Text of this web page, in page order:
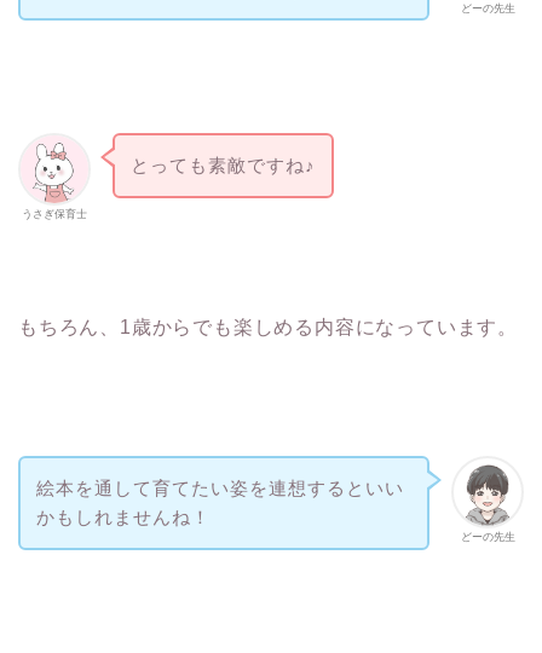
どーの先生
うさぎ保育士
とっても素敵ですね♪
もちろん、1歳からでも楽しめる内容になっています。
どーの先生
絵本を通して育てたい姿を連想するといい
かもしれませんね！